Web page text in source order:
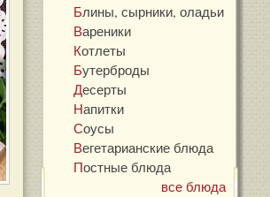
Блины, сырники, оладьи
Вареники
Котлеты
Бутерброды
Десерты
Напитки
Соусы
Вегетарианские блюда
Постные блюда
все блюда